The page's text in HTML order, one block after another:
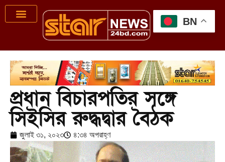
প্রধান বিচারপতির সঙ্গে
সিইসির রুদ্ধদ্বার বৈঠক
জুলাই ৩১, ২০২৩ ৪:৩৪ অপরাহ্ণ
BN